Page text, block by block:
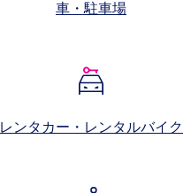
車・駐車場
レンタカー・レンタルバイク​